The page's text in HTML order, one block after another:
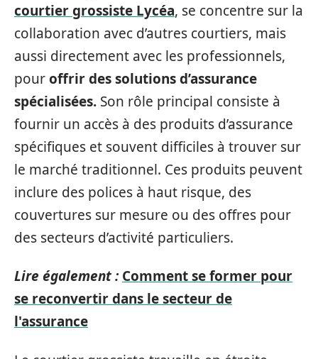
courtier grossiste Lycéa, se concentre sur la
collaboration avec d’autres courtiers, mais
aussi directement avec les professionnels,
pouroffrir des solutions d’assurance
spécialisées. Son rôle principal consiste à
fournir un accès à des produits d’assurance
spécifiques et souvent difficiles à trouver sur
le marché traditionnel. Ces produits peuvent
inclure des polices à haut risque, des
couvertures sur mesure ou des offres pour
des secteurs d’activité particuliers.
Lire également : Comment se former pour
se reconvertir dans le secteur de
l'assurance